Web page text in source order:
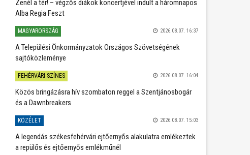
Zenél a tér! – végzős diákok koncertjével indult a háromnapos
Alba Regia Feszt
MAGYARORSZÁG 2026.08.07. 16:37
A Települési Önkormányzatok Országos Szövetségének
sajtóközleménye
FEHÉRVÁRI SZÍNES 2026.08.07. 16:04
Közös bringázásra hív szombaton reggel a Szentjánosbogár
és a Dawnbreakers
KÖZÉLET 2026.08.07. 15:03
A legendás székesfehérvári ejtőernyős alakulatra emlékeztek
a repülős és ejtőernyős emlékműnél